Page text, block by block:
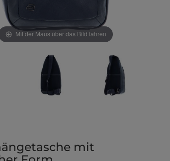
Mit der Maus über das Bild fahren
mit